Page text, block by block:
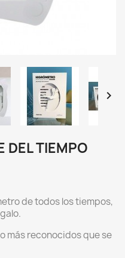

DEL TIEMPO
de todos los tiempos,
más reconocidos que se